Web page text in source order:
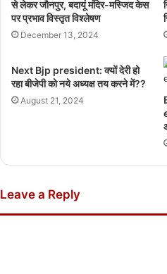
से लेकर जौनपुर, बदायूं मंदिर-मस्जिद केस
पर प्रभाव विस्तृत विश्लेषण
December 13, 2024
Next Bjp president: क्यों देरी हो
रहा बीजेपी को नये अध्यक्ष तय करने में??
August 21, 2024
Leave a Reply